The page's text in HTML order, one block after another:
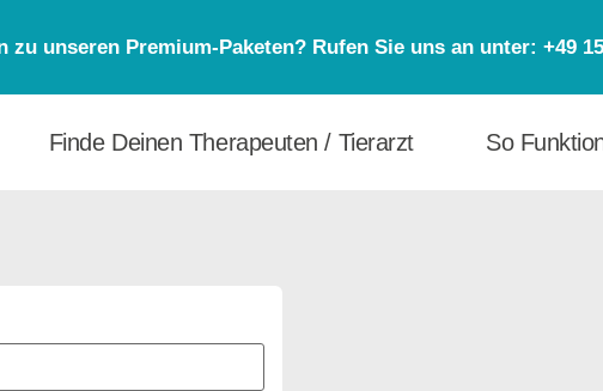
zu unseren Premium-Paketen? Rufen Sie uns an unter: +49
Finde Deinen Therapeuten / Tierarzt So